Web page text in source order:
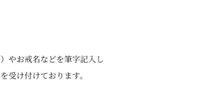
やお戒名などを筆字記入し
け付けております。